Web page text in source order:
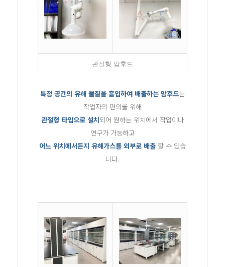
관절형 암후드
특정 공간의 유해 물질을 흡입하여 배출하는 암후드는
작업자의 편의를 위해
관절형 타입으로 설치되어 원하는 위치에서 작업이나
연구가 가능하고
어느 위치에서든지 유해가스를 외부로 배출할 수 있습
니다.